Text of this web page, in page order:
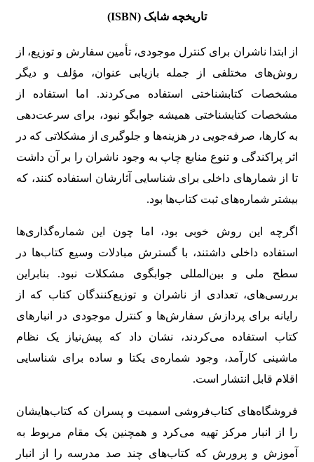
تاریخچه شابک (ISBN)
از ابتدا ناشران برای کنترل موجودی، تأمین سفارش و توزیع، از
روش‌های مختلفی از جمله بازیابی عنوان، مؤلف و دیگر
مشخصات کتابشناختی استفاده می‌کردند. اما استفاده از
مشخصات کتابشناختی همیشه جوابگو نبود، برای سرعت‌دهی
به کارها، صرفه‌جویی در هزینه‌ها و جلوگیری از مشکلاتی که در
اثر پراکندگی و تنوع منابع چاپ به وجود ناشران را بر آن داشت
تا از شمارهای داخلی برای شناسایی آثارشان استفاده کنند، که
بیشتر شماره‌های ثبت کتاب‌ها بود.
اگرچه این روش خوبی بود، اما چون این شماره‌گذاری‌ها
استفاده داخلی داشتند، با گسترش مبادلات وسیع کتاب‌ها در
سطح ملی و بین‌المللی جوابگوی مشکلات نبود. بنابراین
بررسی‌های، تعدادی از ناشران و توزیع‌کنندگان کتاب که از
رایانه برای پردازش سفارش‌ها و کنترل موجودی در انبارهای
کتاب استفاده می‌کردند، نشان داد که پیش‌نیاز یک نظام
ماشینی کارآمد، وجود شماره‌ی یکتا و ساده برای شناسایی
اقلام قابل انتشار است.
فروشگاه‌های کتاب‌فروشی اسمیت و پسران که کتاب‌هایشان
را از انبار مرکز تهیه می‌کرد و همچنین یک مقام مربوط به
آموزش و پرورش که کتاب‌های چند صد مدرسه را از انبار